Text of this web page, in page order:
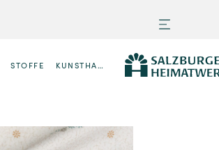
STOFFE KUNSTHANDWERK